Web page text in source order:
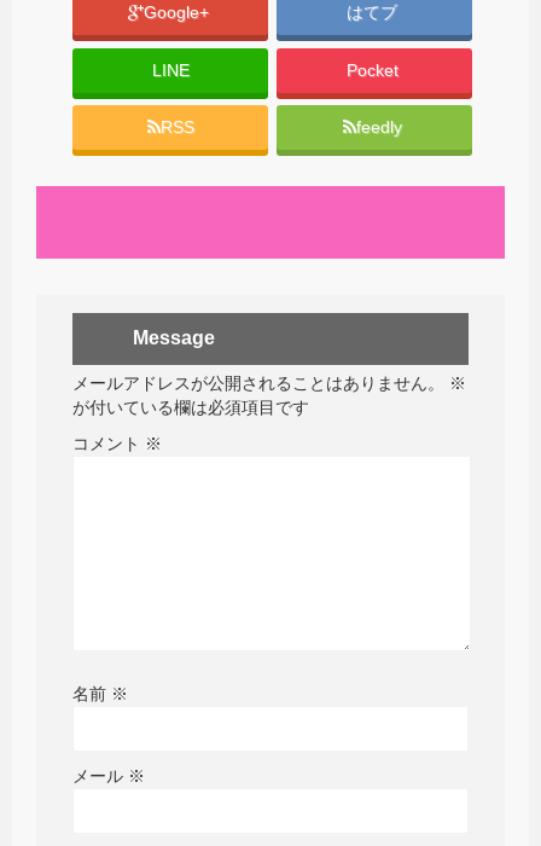
Google+ はてブ
LINE Pocket
RSS feedly
Message
メールアドレスが公開されることはありません。
※
が付いている欄は必須項目です
コメント ※
名前 ※
メール ※